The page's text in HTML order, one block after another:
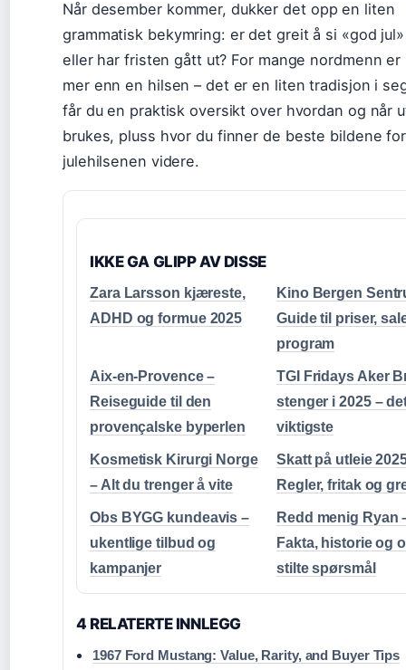
Når desember kommer, dukker det opp en liten
grammatisk bekymring: er det greit å si «god
eller har fristen gått ut? For mange nordmenn er
mer enn en hilsen – det er en liten tradisjon i
får du en praktisk oversikt over hvordan og når
brukes, pluss hvor du finner de beste bildene
julehilsenen videre.
IKKE GA GLIPP AV DISSE
Zara Larsson kjæreste,
ADHD og formue 2025
Kino Bergen
Guide til priser,
program
Aix-en-Provence –
Reiseguide til den
provençalske byperlen
TGI Fridays Aker
stenger i 2025 –
viktigste
Kosmetisk Kirurgi Norge
– Alt du trenger å vite
Skatt på utleie
Regler, fritak og
Obs BYGG kundeavis –
ukentlige tilbud og
kampanjer
Redd menig Ryan
Fakta, historie og
stilte spørsmål
4 RELATERTE INNLEGG
1967 Ford Mustang: Value, Rarity, and Buyer Tips